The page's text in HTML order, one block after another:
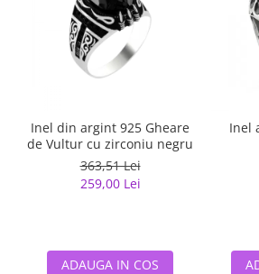
Inel din argint 925 Gheare
de Vultur cu zirconiu negru
363,51 Lei
259,00 Lei
ADAUGA IN COS
Inel